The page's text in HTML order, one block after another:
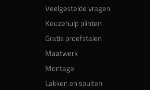
Veelgestelde vragen
Keuzehulp plinten
Gratis proefstalen
Maatwerk
Montage
Lakken en spuiten